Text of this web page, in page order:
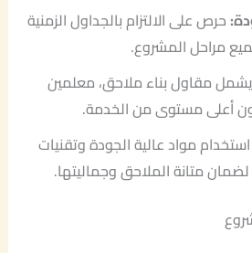
حرص على الالتزام بالجداول الزمنية
مراحل المشروع.
يشمل مقاول بناء ملاحق، معلمين
أعلى مستوى من الخدمة.
استخدام مواد عالية الجودة وتقنيات
متانة الملاحق وجماليتها.